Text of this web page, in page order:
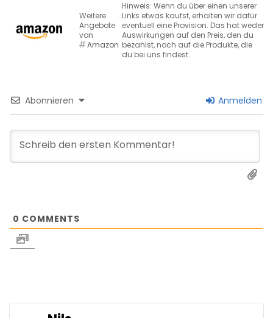
Weitere
Angebote
von
Amazon
Hinweis: Wenn du über einen unserer
Links etwas kaufst, erhalten wir dafür
eventuell eine Provision. Das hat weder
Auswirkungen auf den Preis, den du
bezahlst, noch auf die Produkte, die
du bei uns findest.
Abonnieren Anmelden
0 COMMENTS